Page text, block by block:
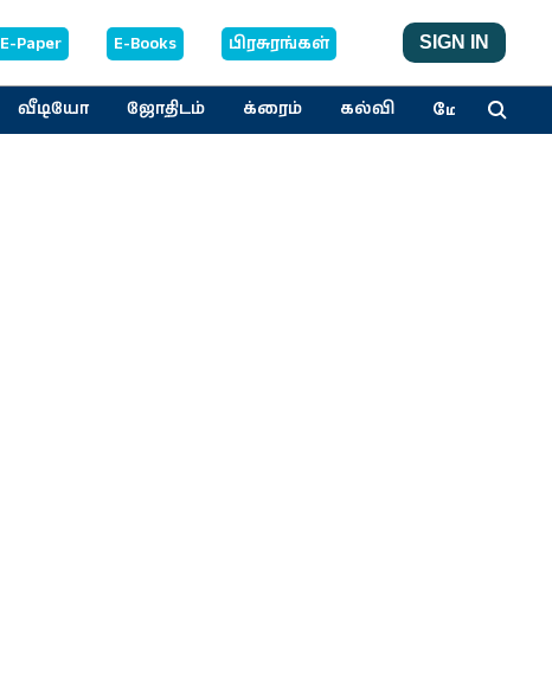
E-Paper E-Books பிரசுரங்கள் SIGN IN
வீடியோ ஜோதிடம் க்ரைம் கல்வி மேலும்